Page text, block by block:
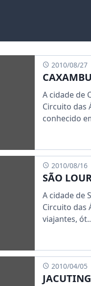
2010/08/27
A cidade de
Circuito das
conhecido
2010/08/16
SÃO
A cidade de
Circuito das
viajantes,
2010/04/05